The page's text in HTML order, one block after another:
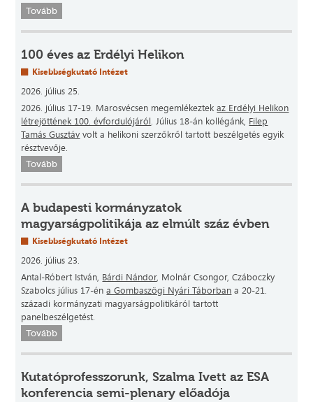
Tovább
100 éves az Erdélyi Helikon
Kisebbségkutató Intézet
2026. július 25.
2026. július 17-19. Marosvécsen megemlékeztekaz Erdélyi Helikon
létrejöttének 100. évfordulójáról. Július 18-án kollégánk, Filep
Tamás Gusztáv volt a helikoni szerzőkről tartott beszélgetés egyik
résztvevője.
Tovább
A budapesti kormányzatok
magyarságpolitikája az elmúlt száz évben
Kisebbségkutató Intézet
2026. július 23.
Antal-Róbert István, Bárdi Nándor, Molnár Csongor, Czáboczky
Szabolcs július 17-éna Gombaszögi Nyári Táborban a 20-21.
századi kormányzati magyarságpolitikáról tartott
panelbeszélgetést.
Tovább
Kutatóprofesszorunk, Szalma Ivett az ESA
konferencia semi-plenary előadója